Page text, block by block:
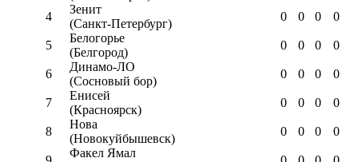
4
Зенит
(Санкт-Петербург)
0 0 0 0
5
Белогорье
(Белгород)
0 0 0 0
6
Динамо-ЛО
(Сосновый бор)
0 0 0 0
7
Енисей
(Красноярск)
0 0 0 0
8
Нова
(Новокуйбышевск)
0 0 0 0
Факел Ямал